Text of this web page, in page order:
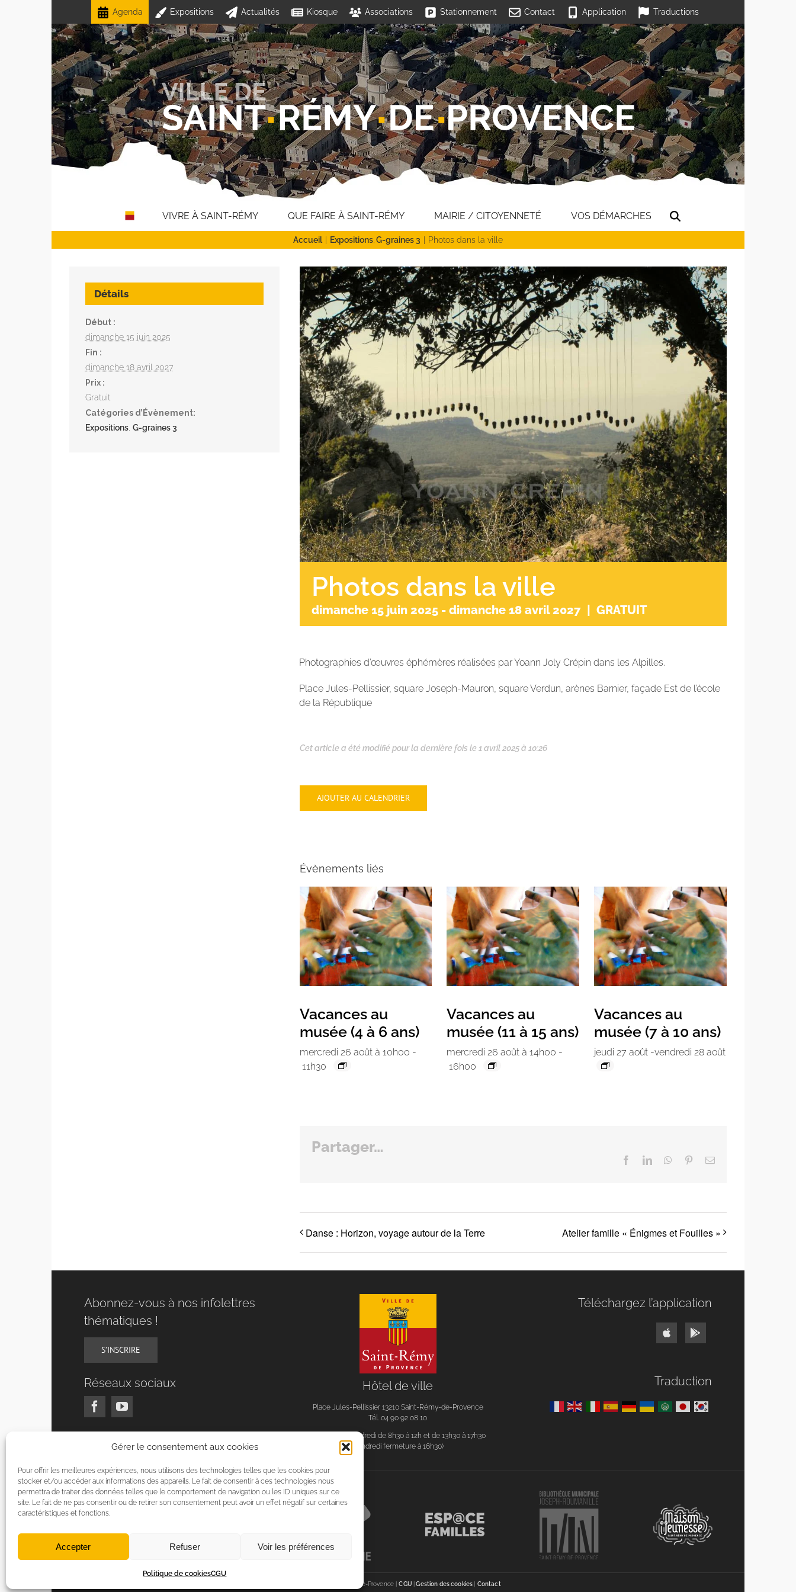
Gérer le consentement aux cookies
Pour offrir les meilleures expériences, nous utilisons des technologies telles que les cookies pour
stocker et/ou accéder aux informations des appareils. Le fait de consentir à ces technologies nous
permettra de traiter des données telles que le comportement de navigation ou les ID uniques sur ce
site. Le fait de ne pas consentir ou de retirer son consentement peut avoir un effet négatif sur certaines
caractéristiques et fonctions.
Accepter Refuser Voir les préférences
Politique de cookiesCGU
Agenda Expositions Actualités Kiosque Associations Stationnement Contact Application Traductions
VIVRE À SAINT-RÉMY QUE FAIRE À SAINT-RÉMY MAIRIE / CITOYENNETÉ VOS DÉMARCHES
Accueil Expositions G-graines 3 Photos dans la ville
Photos dans la ville
dimanche 15 juin 2025- dimanche 18 avril 2027 GRATUIT
Photographies d’œuvres éphémères réalisées par Yoann Joly Crépin dans les Alpilles.
Place Jules-Pellissier, square Joseph-Mauron, square Verdun, arènes Barnier, façade Est de l’école
de la République
Cet article a été modifié pour la dernière fois le 1 avril 2025 à 10:26
AJOUTER AU CALENDRIER
Évènements liés
Vacances au
musée (4 à 6 ans)
mercredi 26 août à 10h00 -
11h30
Vacances au
musée (11 à 15 ans)
mercredi 26 août à 14h00 -
16h00
Vacances au
musée (7 à 10 ans)
jeudi 27 août -vendredi 28 août
Partager…
FacebookLinkedInWhatsApp
PinterestEmail
Danse : Horizon, voyage autour de la Terre Atelier famille « Énigmes et Fouilles »
Détails
Début :
dimanche 15 juin 2025
Fin :
dimanche 18 avril 2027
Prix :
Gratuit
Catégories d’Évènement:
Expositions, G-graines 3
Abonnez-vous à nos infolettres
thématiques !
S’INSCRIRE
Réseaux sociaux Hôtel de ville
Place Jules-Pellissier 13210 Saint-Rémy-de-Provence
Tél. 04 90 92 08 10
Du lundi au vendredi de 8h30 à 12h et de 13h30 à 17h30
(vendredi fermeture à 16h30)
Téléchargez l’application
Traduction
©Ville de Saint-Rémy-de-Provence |CGU Gestion des cookies Contact